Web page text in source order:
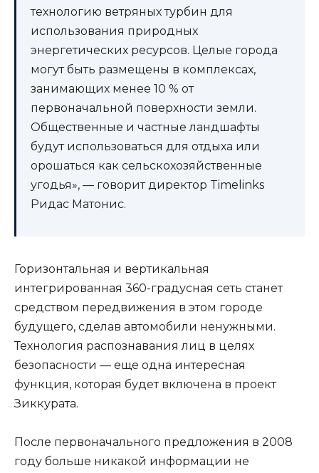
технологию ветряных турбин для
использования природных
энергетических ресурсов. Целые города
могут быть размещены в комплексах,
занимающих менее 10 % от
первоначальной поверхности земли.
Общественные и частные ландшафты
будут использоваться для отдыха или
орошаться как сельскохозяйственные
угодья», — говорит директор Timelinks
Ридас Матонис.
Горизонтальная и вертикальная
интегрированная 360-градусная сеть станет
средством передвижения в этом городе
будущего, сделав автомобили ненужными.
Технология распознавания лиц в целях
безопасности — еще одна интересная
функция, которая будет включена в проект
Зиккурата.
После первоначального предложения в 2008
году больше никакой информации не